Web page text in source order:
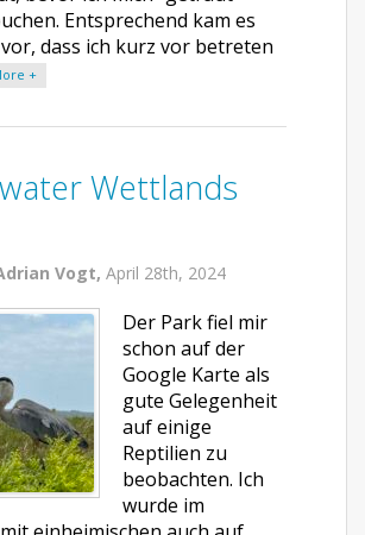
Entsprechend kam es
dass ich kurz vor betreten
+
Wettlands
Vogt, April 28th, 2024
Der Park fiel mir
schon auf der
Google Karte als
gute Gelegenheit
auf einige
Reptilien zu
beobachten. Ich
wurde im